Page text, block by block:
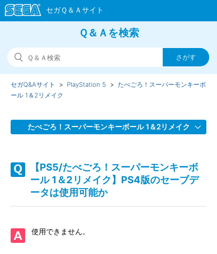
Ｑ＆Ａを検索
セガQ&Aサイト PlayStation 5
たべごろ！スーパーモンキーボ
ール 1＆2リメイク
たべごろ！スーパーモンキーボール 1＆2リメイク
取扱説明書（マニュアル）はどこかで見れるか
【PS5/たべごろ！スーパーモンキーボール 1＆2リメイク】
プレイ動画やゲーム画面写真を、動画サイト／SNS等で公開
したい
【PS5/たべごろ！スーパーモンキーボール 1＆2リメイク】
ゲストキャラクター（ビート、テイルス、ソニック、桐生一
【PS5/たべごろ！スーパーモンキーボ
ール 1＆2リメイク】PS4版のセーブデ
ータは使用可能か
使用できません。